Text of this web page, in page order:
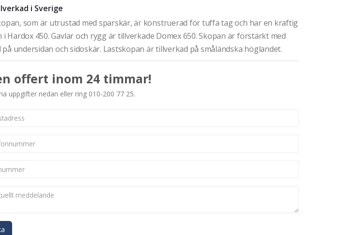
i Sverige
som är utrustad med sparskär, är konstruerad för tuffa tag och har en kraftig
i Hardox 450. Gavlar och rygg är tillverkade Domex 650. Skopan är förstärkt med
på undersidan och sidoskär. Lastskopan är tillverkad på småländska höglandet.
offert inom 24 timmar!
uppgifter nedan eller ring 010-200 77 25.